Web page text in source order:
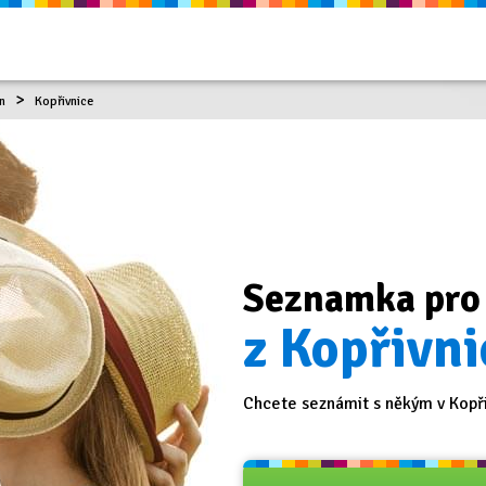
Seznamka
z
Chcete seznámit s někým v
Kopřivnice